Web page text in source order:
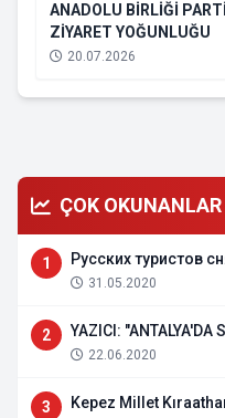
ANADOLU BİRLİĞİ
ZİYARET YOĞUNLUĞU
20.07.2026
ÇOK OKUNANLAR
1 Русских туристов
31.05.2020
2 YAZICI: "ANTALYA'DA
22.06.2020
3 Kepez Millet